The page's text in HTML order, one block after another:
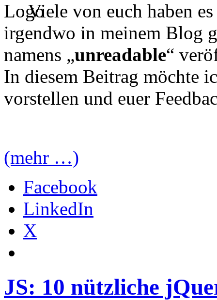
Viele von euch haben
irgendwo in meinem Blog
namens „unreadable“
In diesem Beitrag möchte
vorstellen und euer
(mehr …)
Facebook
LinkedIn
X
JS: 10 nützliche